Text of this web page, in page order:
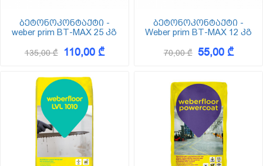
ბეტონოკონტაქტი -
weber prim BT-MAX 25 კგ
135,00 ₾ 110,00 ₾
ბეტონოკონტაქტი -
Weber prim BT-MAX 12 კგ
70,00 ₾ 55,00 ₾